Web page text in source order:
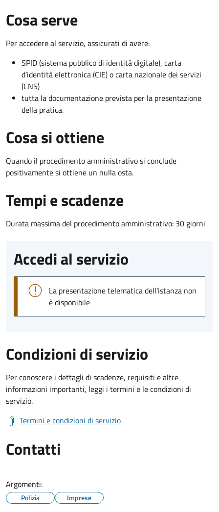
Cosa serve
Per accedere al servizio, assicurati di avere:
SPID (sistema pubblico di identità digitale), carta
d’identità elettronica (CIE) o carta nazionale dei servizi
(CNS)
tutta la documentazione prevista per la presentazione
della pratica.
Cosa si ottiene
Quando il procedimento amministrativo si conclude
positivamente si ottiene un nulla osta.
Tempi e scadenze
Durata massima del procedimento amministrativo: 30 giorni
Accedi al servizio
La presentazione telematica dell'istanza non
è disponibile
Condizioni di servizio
Per conoscere i dettagli di scadenze, requisiti e altre
informazioni importanti, leggi i termini e le condizioni di
servizio.
Termini e condizioni di servizio
Contatti
Argomenti:
Polizia Imprese